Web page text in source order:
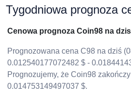
Tygodniowa prognoza
Cenowa prognoza Coin98 na
Prognozowana cena C98 na dziś
0.012540177072482 $ -
Prognozujemy, że Coin98
0.014753149497037 $.